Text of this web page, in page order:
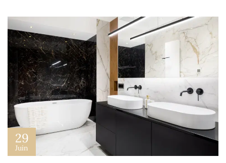
29
Juin